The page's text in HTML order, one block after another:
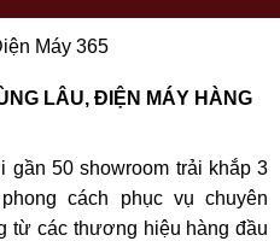
LÂU, ĐIỆN MÁY HÀNG
gần 50 showroom trải khắp 3
cách phục vụ chuyên
từ các thương hiệu hàng đầu